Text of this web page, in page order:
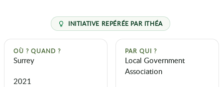
OÙ ? QUAND ?
Surrey
2021
PAR QUI ?
Local Government
Association